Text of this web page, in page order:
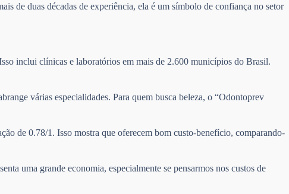
de duas décadas de experiência, ela é um símbolo de confiança no setor
inclui clínicas e laboratórios em mais de 2.600 municípios do Brasil.
várias especialidades. Para quem busca beleza, o “Odontoprev
de 0.78/1. Isso mostra que oferecem bom custo-benefício, comparando-
uma grande economia, especialmente se pensarmos nos custos de